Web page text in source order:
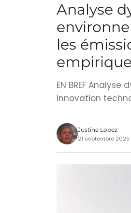
Analyse
les
EN BREF
innovation
Justine Lopez
21 septembre 2025